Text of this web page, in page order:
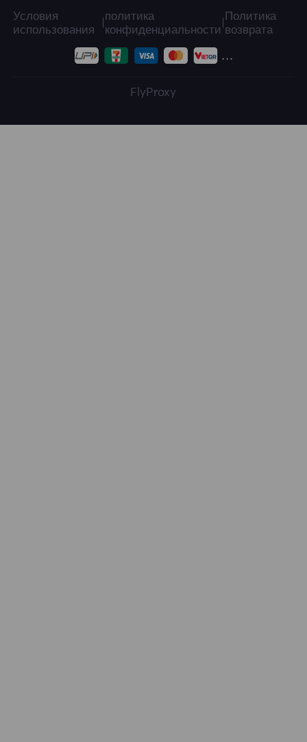
FlyProxy
Условия
использования
политика
конфиденциальности
Политика
возврата